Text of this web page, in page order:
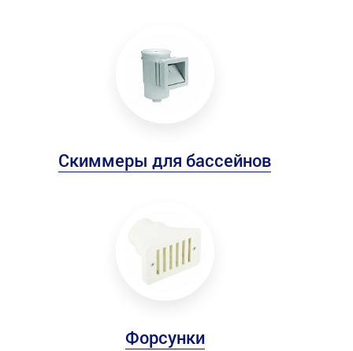
Скиммеры для бассейнов
Форсунки